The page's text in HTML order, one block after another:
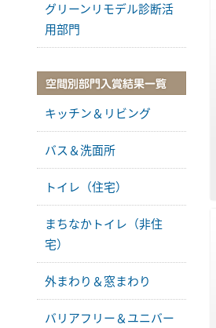
グリーンリモデル診断活
用部門
キッチン＆リビング
バス＆洗面所
トイレ（住宅）
まちなかトイレ（非住
宅）
外まわり＆窓まわり
バリアフリー＆ユニバー